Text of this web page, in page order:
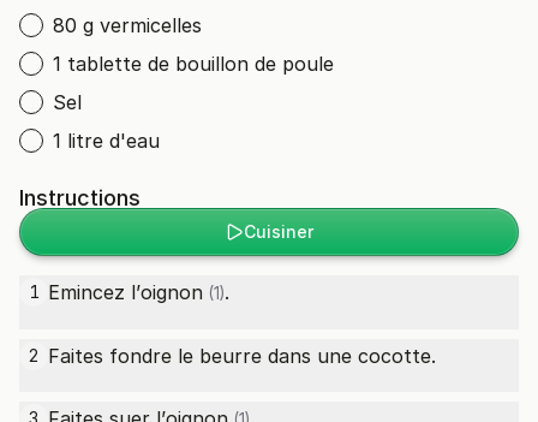
80 g vermicelles
1 tablette de bouillon de poule
Sel
1 litre d'eau
Instructions
Cuisiner
1 Emincez l’oignon (1).
2 Faites fondre le beurre dans une cocotte.
3